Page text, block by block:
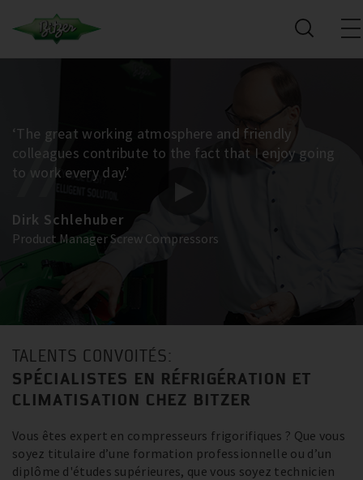
‘The great working atmosphere and friendly
colleagues contribute to the fact that I enjoy going
to work every day.’
Dirk Schlehuber
Product Manager Screw Compressors
TALENTS CONVOITÉS:
SPÉCIALISTES EN RÉFRIGÉRATION ET
CLIMATISATION CHEZ BITZER
Vous êtes expert en compresseurs frigorifiques ? Que vous
soyez titulaire d’une formation professionnelle ou d’un
diplôme d'études supérieures, que vous soyez technicien